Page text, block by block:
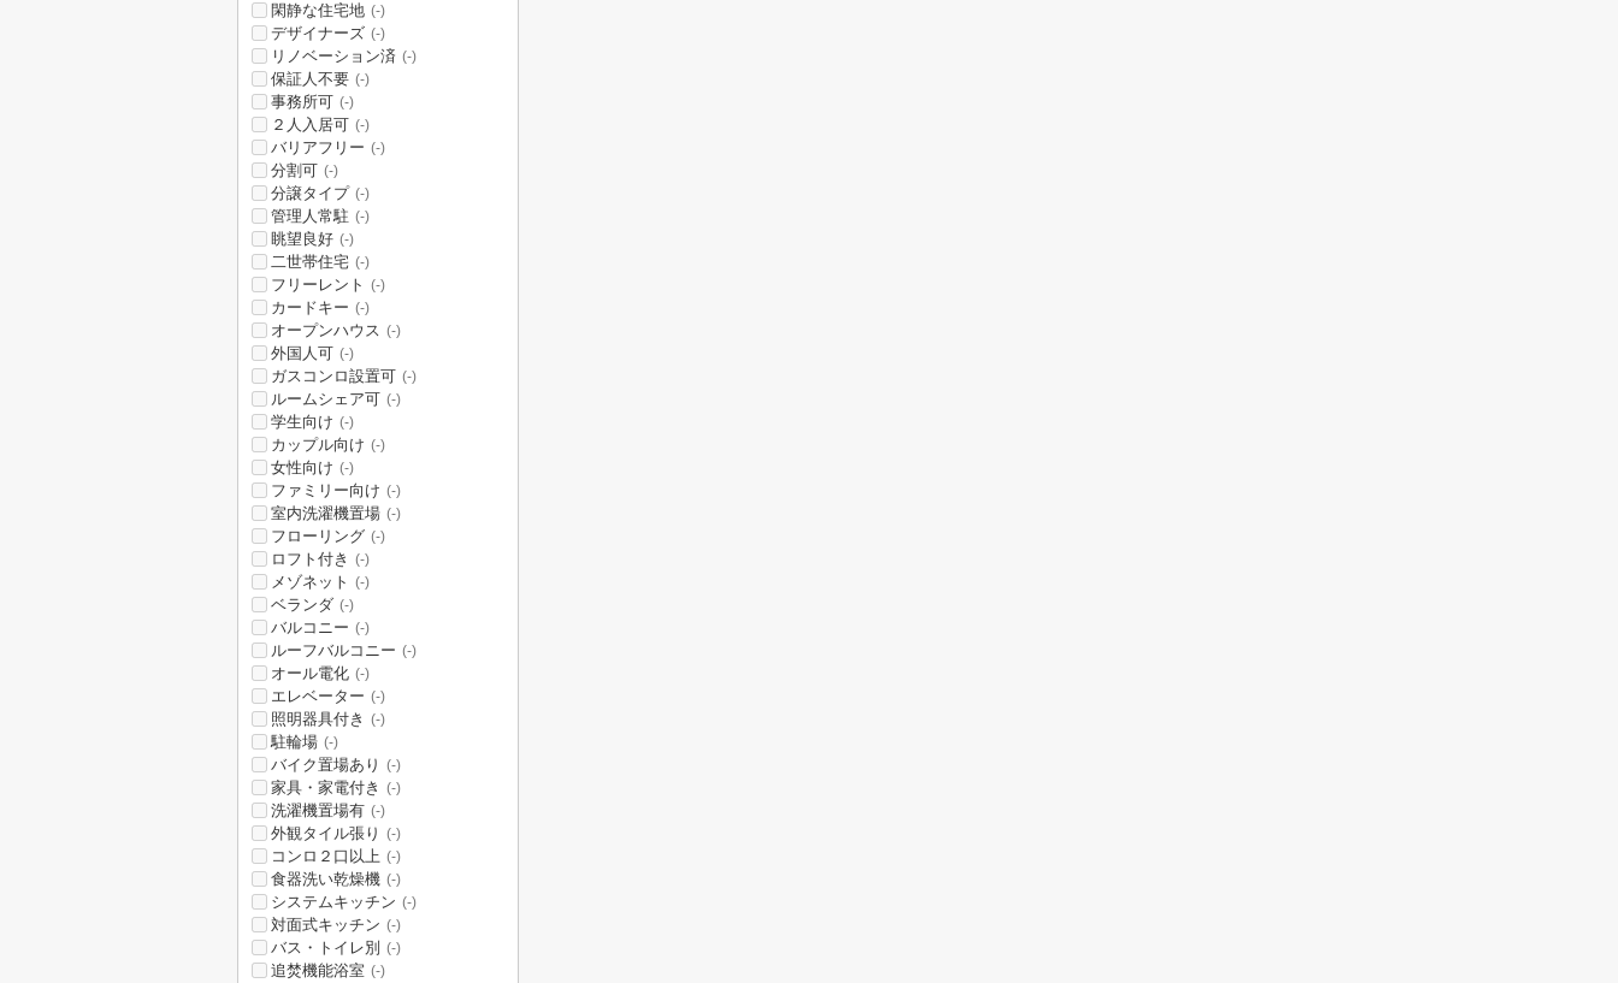
閑静な住宅地 (-)
デザイナーズ (-)
リノベーション済 (-)
保証人不要 (-)
事務所可 (-)
２人入居可 (-)
バリアフリー (-)
分割可 (-)
分譲タイプ (-)
管理人常駐 (-)
眺望良好 (-)
二世帯住宅 (-)
フリーレント (-)
カードキー (-)
オープンハウス (-)
外国人可 (-)
ガスコンロ設置可 (-)
ルームシェア可 (-)
学生向け (-)
カップル向け (-)
女性向け (-)
ファミリー向け (-)
室内洗濯機置場 (-)
フローリング (-)
ロフト付き (-)
メゾネット (-)
ベランダ (-)
バルコニー (-)
ルーフバルコニー (-)
オール電化 (-)
エレベーター (-)
照明器具付き (-)
駐輪場 (-)
バイク置場あり (-)
家具・家電付き (-)
洗濯機置場有 (-)
外観タイル張り (-)
コンロ２口以上 (-)
食器洗い乾燥機 (-)
システムキッチン (-)
対面式キッチン (-)
バス・トイレ別 (-)
追焚機能浴室 (-)